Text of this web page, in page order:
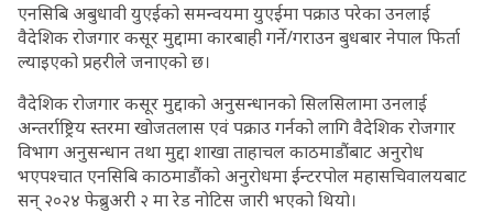
एनसिबि अबुधावी युएईको समन्वयमा युएईमा पक्राउ परेका उनलाई
वैदेशिक रोजगार कसूर मुद्दामा कारबाही गर्ने/गराउन बुधबार नेपाल फिर्ता
ल्याइएको प्रहरीले जनाएको छ।
वैदेशिक रोजगार कसूर मुद्दाको अनुसन्धानको सिलसिलामा उनलाई
अन्तर्राष्ट्रिय स्तरमा खोजतलास एवं पक्राउ गर्नको लागि वैदेशिक रोजगार
विभाग अनुसन्धान तथा मुद्दा शाखा ताहाचल काठमाडौंबाट अनुरोध
भएपश्‍चात एनसिबि काठमाडौंको अनुरोधमा ईन्टरपोल महासचिवालयबाट
सन् २०२४ फेब्रुअरी २ मा रेड नोटिस जारी भएको थियो।